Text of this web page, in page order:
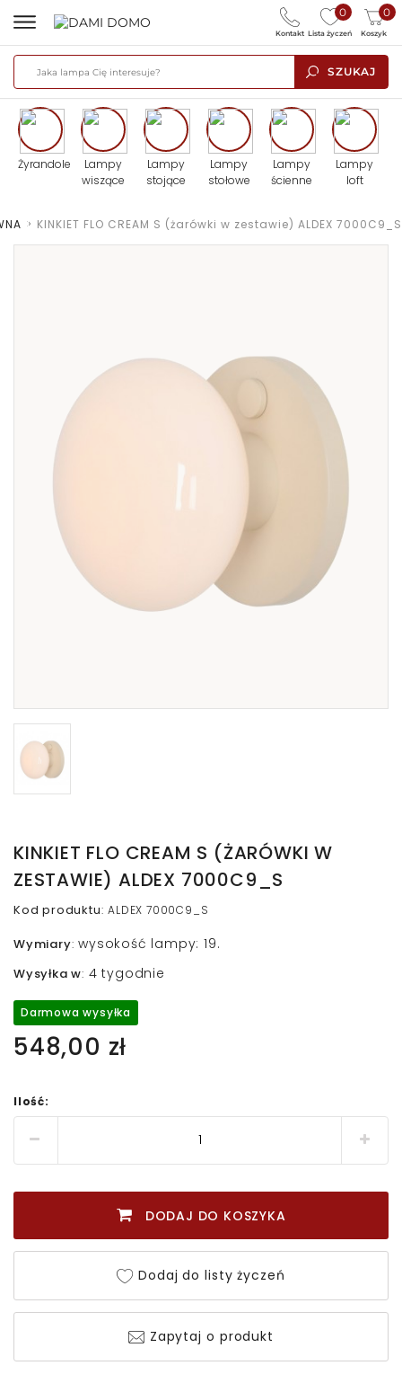
SZUKAJ
0
Lista życzeń
0
Koszyk
Kontakt
Żyrandole
Lampy
wiszące
Lampy
stojące
Lampy
stołowe
Lampy
ścienne
Lampy
loft
> KINKIET FLO CREAM S (żarówki w zestawie) ALDEX 7000C9_S
KINKIET FLO CREAM S (ŻARÓWKI W
ZESTAWIE) ALDEX 7000C9_S
Kod produktu:ALDEX 7000C9_S
Wymiary: wysokość lampy: 19.
Wysyłka w: 4 tygodnie
Darmowa wysyłka
548,00 zł
Ilość:
DODAJ DO KOSZYKA
Dodaj do listy życzeń
Zapytaj o produkt